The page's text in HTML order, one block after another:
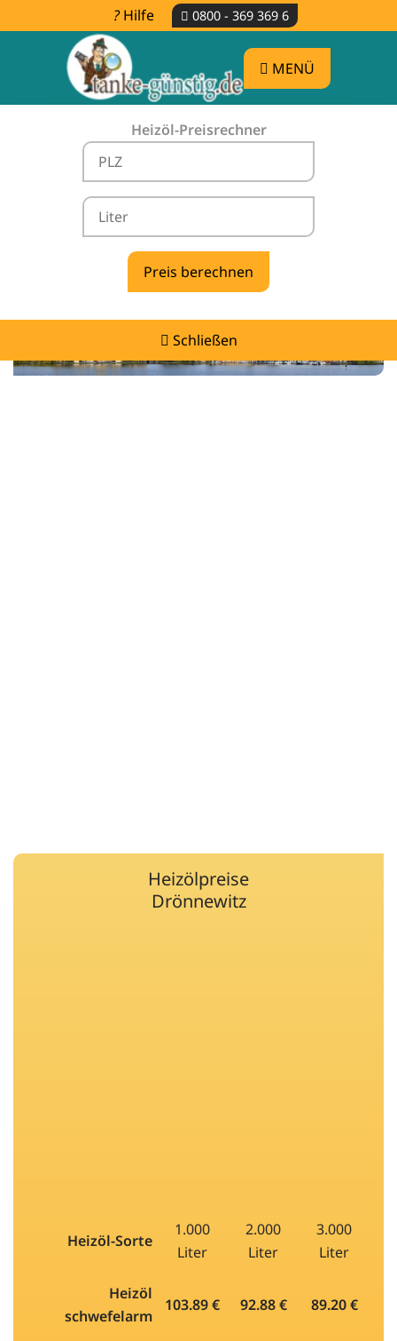
Hilfe 0800 - 369 369 6
MENÜ
Heizöl-Preisrechner
Schließen
Heizölpreise Drönnewitz -
vergleichen & günstig tanken
Heizölpreise
Drönnewitz
Heizöl-Sorte
1.000
Liter
2.000
Liter
3.000
Liter
Heizöl
schwefelarm
103.89 € 92.88 € 89.20 €